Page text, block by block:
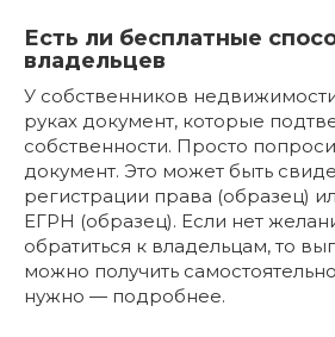
Есть ли бесплатные
владельцев
У собственников
руках документ, которые
собственности. Просто
документ. Это может быть
регистрации права (образец)
ЕГРН (образец). Если нет
обратиться к владельцам, то
можно получить
нужно — подробнее.